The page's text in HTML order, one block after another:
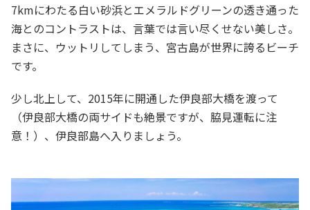
7kmにわたる白い砂浜とエメラルドグリーンの透き通った
海とのコントラストは、言葉では言い尽くせない美しさ。
まさに、ウットリしてしまう、宮古島が世界に誇るビーチ
です。
少し北上して、2015年に開通した伊良部大橋を渡って
（伊良部大橋の両サイドも絶景ですが、脇見運転に注
意！）、伊良部島へ入りましょう。